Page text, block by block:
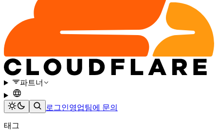
파트너
로그인영업팀에 문의
태그